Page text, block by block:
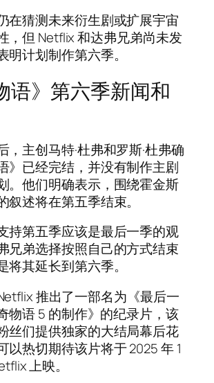
在猜测未来衍生剧或扩展宇宙
，但 Netflix 和达弗兄弟尚未发
明计划制作第六季。
语》第六季新闻和
，主创马特·杜弗和罗斯·杜弗确
》已经完结，并没有制作主剧
。他们明确表示，围绕霍金斯
叙述将在第五季结束。
持第五季应该是最后一季的观
兄弟选择按照自己的方式结束
将其延长到第六季。
推出了一部名为《最后一
物语 5 的制作》的纪录片，该
丝们提供独家的大结局幕后花
以热切期待该片将于 2025 年 1
上映。